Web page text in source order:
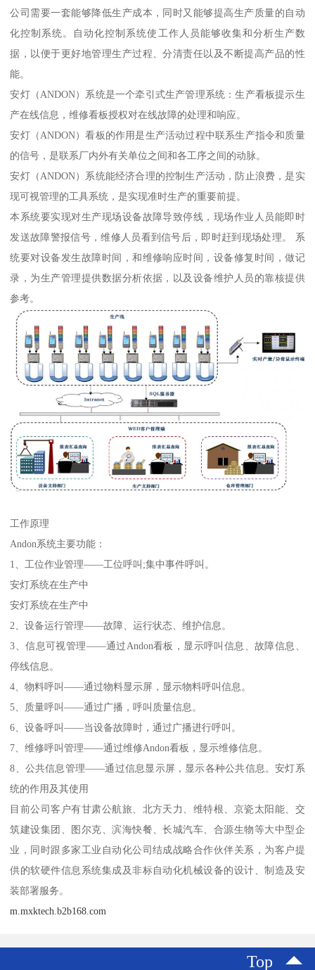
公司需要一套能够降低生产成本，同时又能够提高生产质量的自动
化控制系统。自动化控制系统使工作人员能够收集和分析生产数
据，以便于更好地管理生产过程、分清责任以及不断提高产品的性
能。
安灯（ANDON）系统是一个牵引式生产管理系统：生产看板提示生
产在线信息，维修看板授权对在线故障的处理和响应。
安灯（ANDON）看板的作用是生产活动过程中联系生产指令和质量
的信号，是联系厂内外有关单位之间和各工序之间的动脉。
安灯（ANDON）系统能经济合理的控制生产活动，防止浪费，是实
现可视管理的工具系统，是实现准时生产的重要前提。
本系统要实现对生产现场设备故障导致停线，现场作业人员能即时
发送故障警报信号，维修人员看到信号后，即时赶到现场处理。 系
统要对设备发生故障时间，和维修响应时间，设备修复时间，做记
录，为生产管理提供数据分析依据，以及设备维护人员的靠核提供
参考。
工作原理
Andon系统主要功能：
1、工位作业管理——工位呼叫;集中事件呼叫。
安灯系统在生产中
安灯系统在生产中
2、设备运行管理——故障、运行状态、维护信息。
3、信息可视管理——通过Andon看板，显示呼叫信息、故障信息、
停线信息。
4、物料呼叫——通过物料显示屏，显示物料呼叫信息。
5、质量呼叫——通过广播，呼叫质量信息。
6、设备呼叫——当设备故障时，通过广播进行呼叫。
7、维修呼叫管理——通过维修Andon看板，显示维修信息。
8、公共信息管理——通过信息显示屏，显示各种公共信息。安灯系
统的作用及其使用
目前公司客户有甘肃公航旅、北方天力、维特根、京瓷太阳能、交
筑建设集团、图尔克、滨海快餐、长城汽车、合源生物等大中型企
业，同时跟多家工业自动化公司结成战略合作伙伴关系，为客户提
供的软硬件信息系统集成及非标自动化机械设备的设计、制造及安
装部署服务。
m.mxktech.b2b168.com
Top